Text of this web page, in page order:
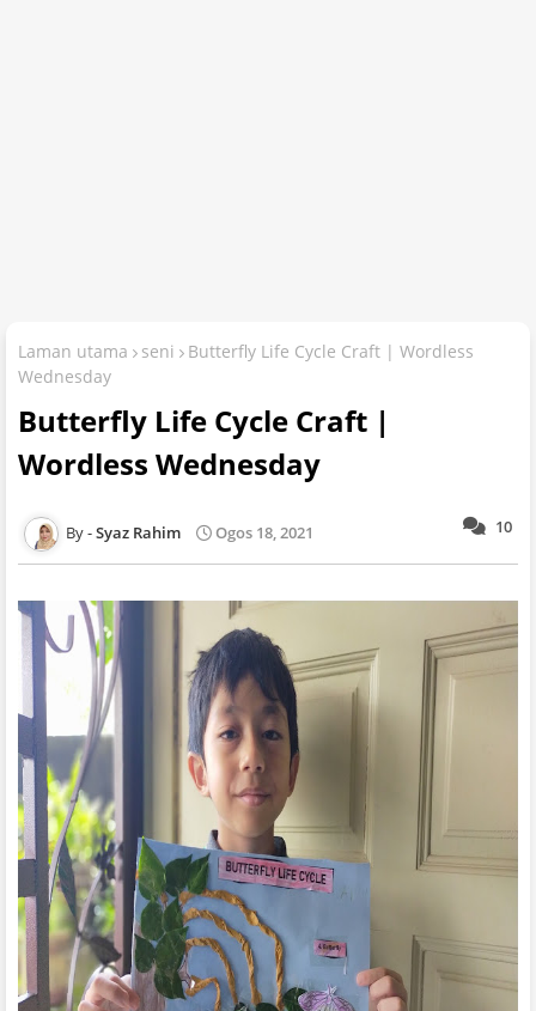
Laman utama seni
Butterfly Life Cycle Craft | Wordless
Wednesday
Butterfly Life Cycle Craft |
Wordless Wednesday
10
Syaz Rahim Ogos 18, 2021